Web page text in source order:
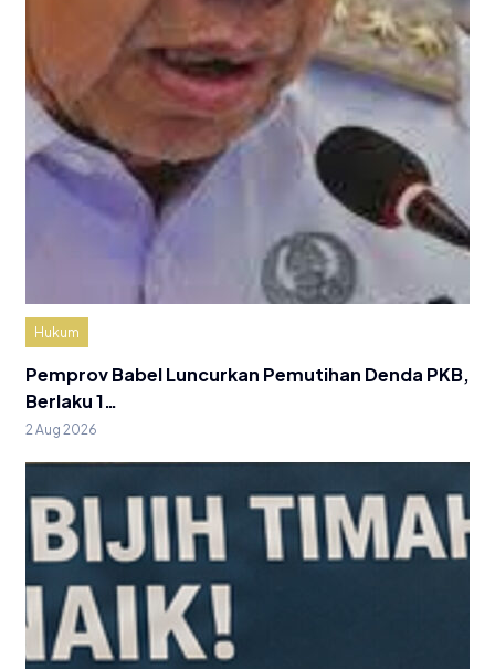
Hukum
Pemprov Babel Luncurkan Pemutihan Denda PKB,
Berlaku 1…
2 Aug 2026